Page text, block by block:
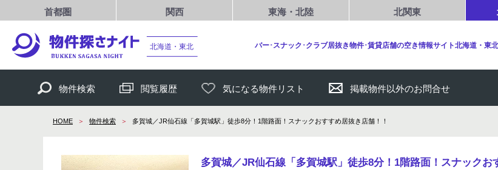
首都圏 関西 東海・北陸 北関東
北海道・東北 バー･スナック･クラブ居抜き物件･賃貸店舗の空き情報サイト北海道・東
物件検索 閲覧履歴 気になる物件リスト 掲載物件以外のお問合せ
HOME 物件検索 多賀城／JR仙石線「多賀城駅」徒歩8分！1階路面！スナックおすすめ居抜き店舗！！
多賀城／JR仙石線「多賀城駅」徒歩8分！1階路面！スナックお